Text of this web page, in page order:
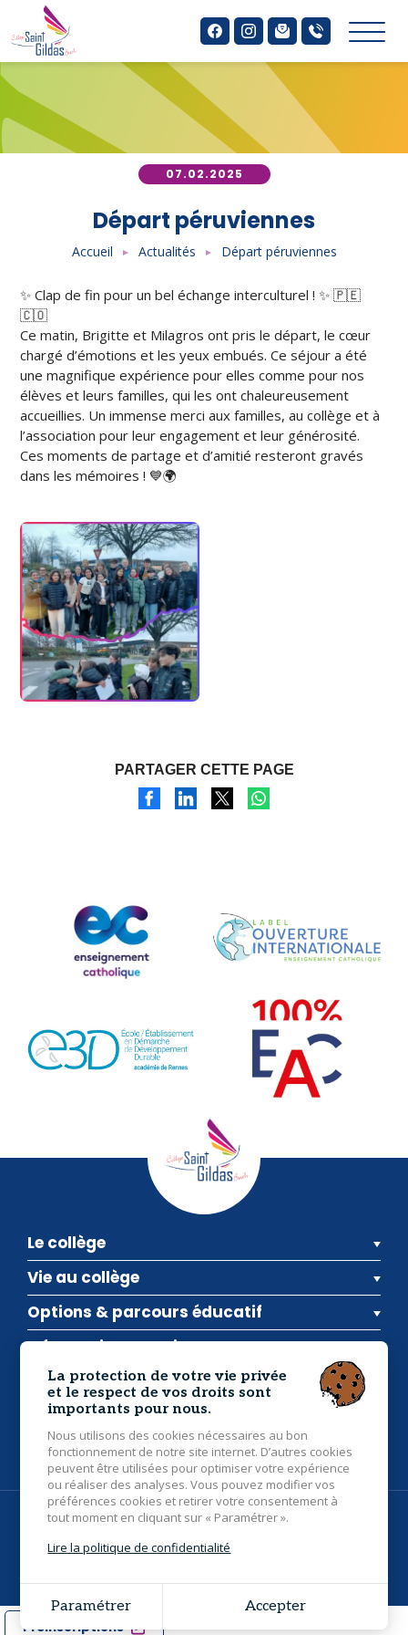
contenu
principal
07.02.2025
Départ péruviennes
Accueil Actualités Départ péruviennes
✨ Clap de fin pour un bel échange interculturel ! ✨ 🇵🇪
🇨🇴
Ce matin, Brigitte et Milagros ont pris le départ, le cœur
chargé d’émotions et les yeux embués. Ce séjour a été
une magnifique expérience pour elles comme pour nos
élèves et leurs familles, qui les ont chaleureusement
accueillies. Un immense merci aux familles, au collège et à
l’association pour leur engagement et leur générosité.
Ces moments de partage et d’amitié resteront gravés
dans les mémoires ! 💙🌍
PARTAGER CETTE PAGE
Le collège
Vie au collège
Options & parcours éducatif
Informations pratiques
Collège Saint Gildas- 28 route de Pipark, 56400
Brec'h
02 97 24 21 55
Inscriptions Actualités Contact
Préinscriptions
© 2026 Collège Saint Gildas Brec'h - Tous droits réservés -
Photos non contractuelles -
Grouplive - Création de sites internet à Vannes
Panneau de gestion des cookies
La protection de votre vie privée
et le respect de vos droits sont
importants pour nous.
Nous utilisons des cookies nécessaires au bon
fonctionnement de notre site internet. D’autres cookies
peuvent être utilisées pour optimiser votre expérience
ou réaliser des analyses. Vous pouvez modifier vos
préférences cookies et retirer votre consentement à
tout moment en cliquant sur « Paramétrer ».
Lire la politique de confidentialité
Paramétrer Accepter